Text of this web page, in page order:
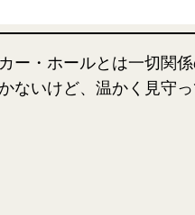
ー・ホールとは一切関
ないけど、温かく見守っ